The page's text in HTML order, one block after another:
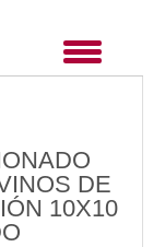
DE
10X10